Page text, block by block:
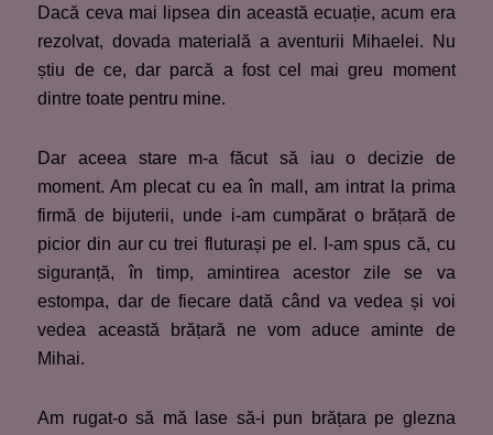
Dacă ceva mai lipsea din această ecuație, acum era
rezolvat, dovada materială a aventurii Mihaelei. Nu
știu de ce, dar parcă a fost cel mai greu moment
dintre toate pentru mine.
Dar aceea stare m-a făcut să iau o decizie de
moment. Am plecat cu ea în mall, am intrat la prima
firmă de bijuterii, unde i-am cumpărat o brățară de
picior din aur cu trei fluturași pe el. I-am spus că, cu
siguranță, în timp, amintirea acestor zile se va
estompa, dar de fiecare dată când va vedea și voi
vedea această brățară ne vom aduce aminte de
Mihai.
Am rugat-o să mă lase să-i pun brățara pe glezna